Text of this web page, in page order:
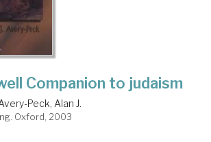
Companion to judaism
Peck, Alan J.
Oxford, 2003